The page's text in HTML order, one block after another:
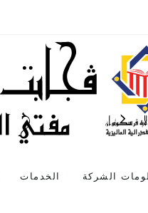
الشركة الخدمات